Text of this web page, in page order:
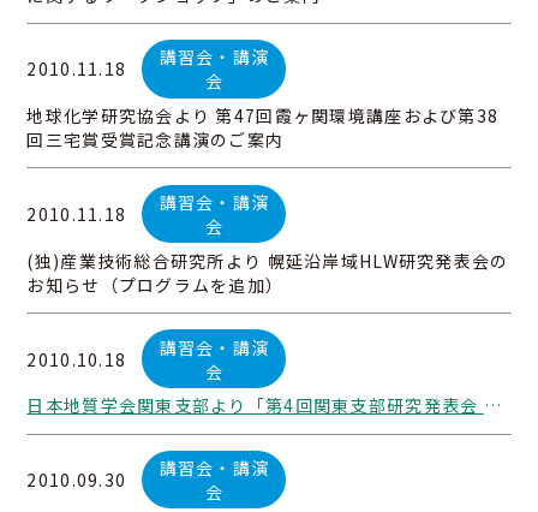
2010.11.18
講習会・講演
会
地球化学研究協会より 第47回霞ヶ関環境講座および第38
回三宅賞受賞記念講演のご案内
2010.11.18
講習会・講演
会
(独)産業技術総合研究所より 幌延沿岸域HLW研究発表会の
お知らせ（プログラムを追加）
2010.10.18
講習会・講演
会
日本地質学会関東支部より「第4回関東支部研究発表会 日本地質学会関東支部-日本第四紀学会 ジョイントシンポジウム」のご案内
2010.09.30
講習会・講演
会